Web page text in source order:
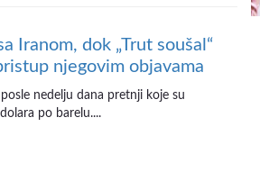
Iranom, dok „Trut soušal“
njegovim objavama
nedelju dana pretnji koje su
po barelu....